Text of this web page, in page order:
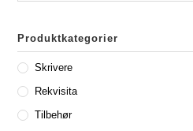
Produktkategorier
Skrivere
Rekvisita
Tilbehør